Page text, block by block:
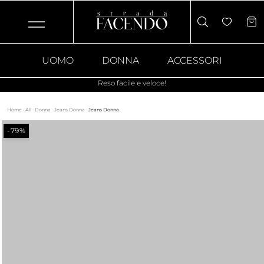
UOMO DONNA ACCESSORI
Reso facile e veloce!
Home · All · Donna · Jeans Donna · Jeans Donna
-79%